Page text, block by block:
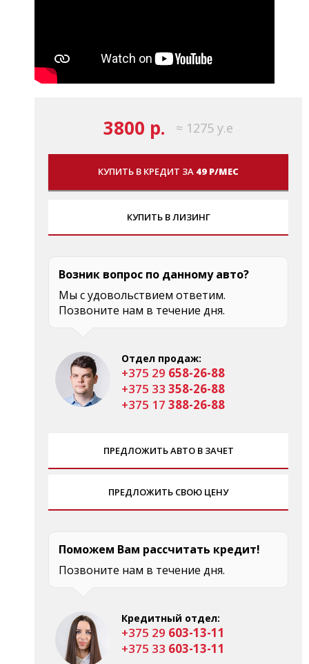
3800 р. ≈ 1275 у.е
КУПИТЬ В КРЕДИТ ЗА 49 Р/МЕС
КУПИТЬ В ЛИЗИНГ
Возник вопрос по данному авто?
Мы с удовольствием ответим.
Позвоните нам в течение дня.
Отдел продаж:
+375 29 658-26-88
+375 33 358-26-88
+375 17 388-26-88
ПРЕДЛОЖИТЬ АВТО В ЗАЧЕТ
ПРЕДЛОЖИТЬ СВОЮ ЦЕНУ
Поможем Вам рассчитать кредит!
Позвоните нам в течение дня.
Кредитный отдел:
+375 29 603-13-11
+375 33 603-13-11